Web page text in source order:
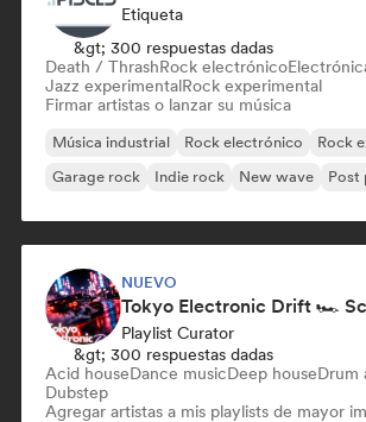
Etiqueta
&gt; 300 respuestas dadas
Death / ThrashRock electrónico
Jazz experimentalRock experimental
Firmar artistas o lanzar su música
Música industrial Rock electrónico
Rock
Garage rock
Indie rock New wave Post
NUEVO
Playlist Curator
&gt; 300 respuestas dadas
Acid houseDance musicDeep houseDrum
Dubstep
Agregar artistas a mis playlists de mayor